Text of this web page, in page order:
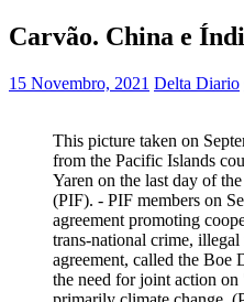
Carvão. China e
15 Novembro, 2021 Delta Diario
This picture taken on
from the Pacific Islands
Yaren on the last day of
(PIF). - PIF members on
agreement promoting
trans-national crime,
agreement, called the Boe
the need for joint action